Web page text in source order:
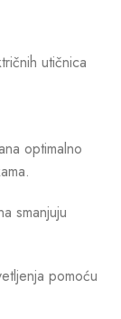
utičnica
optimalno
smanjuju
pomoću